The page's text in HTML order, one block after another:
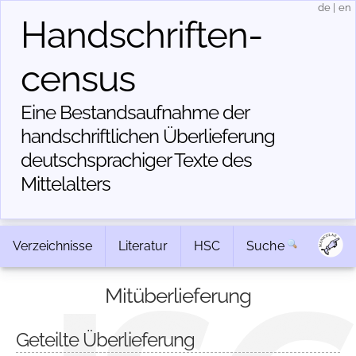
Handschriften­
census
Eine Bestandsaufnahme der
handschriftlichen Über­lieferung
deutschsprachiger Texte des
Mittelalters
de en
Verzeichnisse Literatur HSC Suche
Mitüberlieferung
Geteilte Überlieferung